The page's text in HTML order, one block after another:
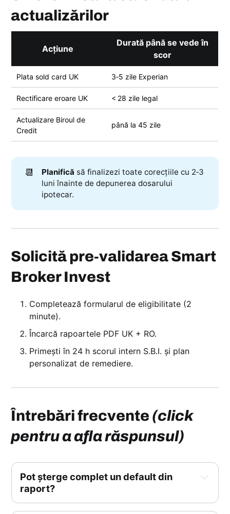
actualizărilor
Acțiune
Durată până se vede în
scor
Plata sold card UK 3‑5 zile Experian
Rectificare eroare UK < 28 zile legal
Actualizare Biroul de
Credit
până la 45 zile
📆 Planifică să finalizezi toate corecțiile cu 2‑3
luni înainte de depunerea dosarului
ipotecar.
Solicită pre‑validarea Smart
Broker Invest
Completează formularul de eligibilitate (2
minute).
Încarcă rapoartele PDF UK + RO.
Primești în 24 h scorul intern S.B.I. și plan
personalizat de remediere.
Întrebări frecvente (click
pentru a afla răspunsul)
Pot șterge complet un default din
raport?